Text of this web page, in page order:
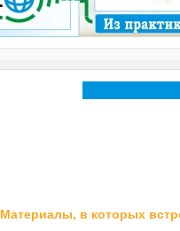
Материалы, в которых